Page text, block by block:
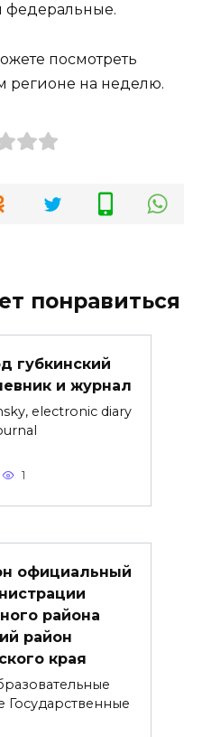
федеральные.
посмотреть
регионе на неделю.
понравиться
губкинский
и журнал
electronic diary
1
официальный
района
район
края
Государственные